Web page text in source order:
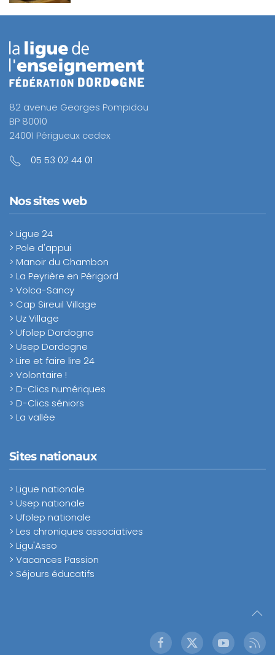
82 avenue Georges Pompidou
BP 80010
24001 Périgueux cedex
05 53 02 44 01
Nos sites web
> Ligue 24
> Pole d'appui
> Manoir du Chambon
> La Peyrière en Périgord
> Volca-Sancy
> Cap Sireuil Village
> Uz Village
> Ufolep Dordogne
> Usep Dordogne
> Lire et faire lire 24
> Volontaire !
> D-Clics numériques
> D-Clics séniors
> La vallée
Sites nationaux
> Ligue nationale
> Usep nationale
> Ufolep nationale
> Les chroniques associatives
> Ligu'Asso
> Vacances Passion
> Séjours éducatifs